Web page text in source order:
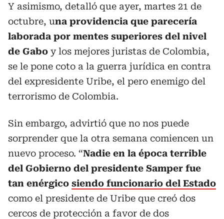
Y asimismo, detalló que ayer, martes 21 de
octubre, una providencia que parecería
laborada por mentes superiores del nivel
de Gabo y los mejores juristas de Colombia,
se le pone coto a la guerra jurídica en contra
del expresidente Uribe, el pero enemigo del
terrorismo de Colombia.
Sin embargo, advirtió que no nos puede
sorprender que la otra semana comiencen un
nuevo proceso. “Nadie en la época terrible
del Gobierno del presidente Samper fue
tan enérgico siendo funcionario del Estado
como el presidente de Uribe que creó dos
cercos de protección a favor de dos